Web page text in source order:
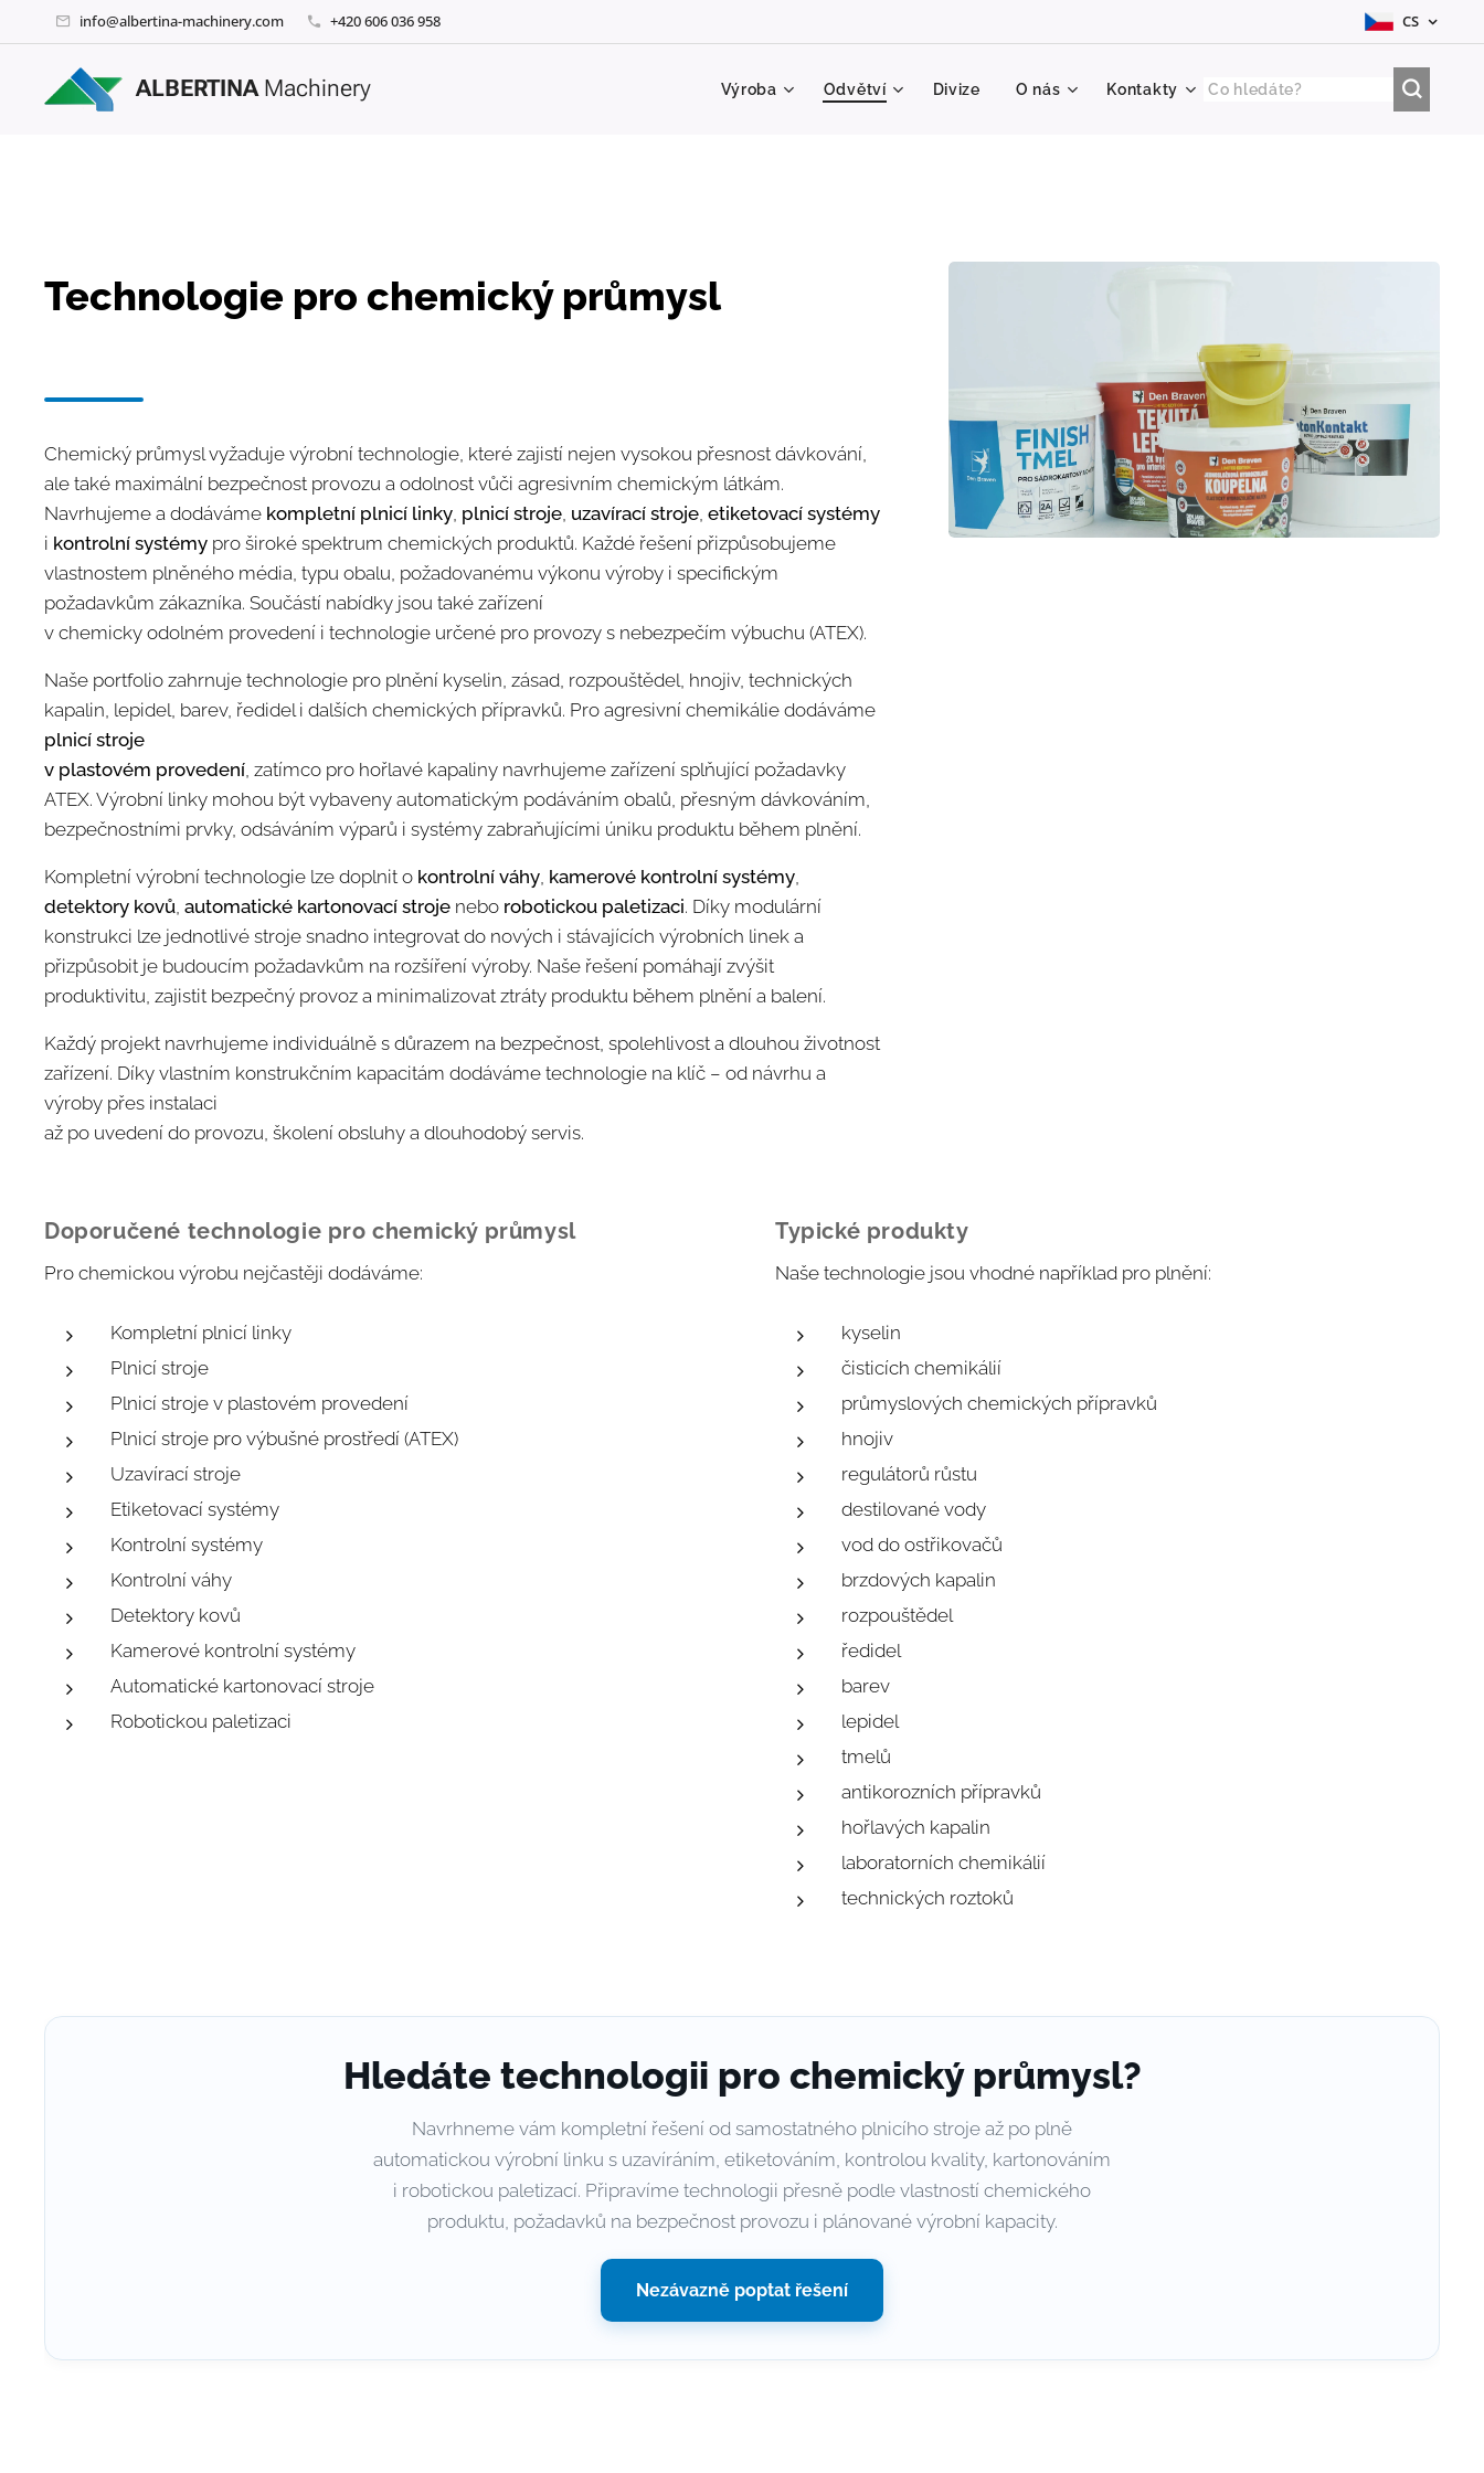
info@albertina-machinery.com +420 606 036 958 CS
ALBERTINA Machinery Výroba Odvětví Divize O nás Kontakty
Technologie pro chemický průmysl
Chemický průmysl vyžaduje výrobní technologie, které zajistí nejen vysokou přesnost dávkování,
ale také maximální bezpečnost provozu a odolnost vůči agresivním chemickým látkám.
Navrhujeme a dodáváme kompletní plnicí linky, plnicí stroje, uzavírací stroje, etiketovací systémy
i kontrolní systémy pro široké spektrum chemických produktů. Každé řešení přizpůsobujeme
vlastnostem plněného média, typu obalu, požadovanému výkonu výroby i specifickým
požadavkům zákazníka. Součástí nabídky jsou také zařízení
v chemicky odolném provedení i technologie určené pro provozy s nebezpečím výbuchu (ATEX).
Naše portfolio zahrnuje technologie pro plnění kyselin, zásad, rozpouštědel, hnojiv, technických
kapalin, lepidel, barev, ředidel i dalších chemických přípravků. Pro agresivní chemikálie dodáváme
plnicí stroje
v plastovém provedení, zatímco pro hořlavé kapaliny navrhujeme zařízení splňující požadavky
ATEX. Výrobní linky mohou být vybaveny automatickým podáváním obalů, přesným dávkováním,
bezpečnostními prvky, odsáváním výparů i systémy zabraňujícími úniku produktu během plnění.
Kompletní výrobní technologie lze doplnit o kontrolní váhy, kamerové kontrolní systémy,
detektory kovů, automatické kartonovací stroje nebo robotickou paletizaci. Díky modulární
konstrukci lze jednotlivé stroje snadno integrovat do nových i stávajících výrobních linek a
přizpůsobit je budoucím požadavkům na rozšíření výroby. Naše řešení pomáhají zvýšit
produktivitu, zajistit bezpečný provoz a minimalizovat ztráty produktu během plnění a balení.
Každý projekt navrhujeme individuálně s důrazem na bezpečnost, spolehlivost a dlouhou životnost
zařízení. Díky vlastním konstrukčním kapacitám dodáváme technologie na klíč – od návrhu a
výroby přes instalaci
až po uvedení do provozu, školení obsluhy a dlouhodobý servis.
Doporučené technologie pro chemický průmysl
Pro chemickou výrobu nejčastěji dodáváme:
Kompletní plnicí linky
Plnicí stroje
Plnicí stroje v plastovém provedení
Plnicí stroje pro výbušné prostředí (ATEX)
Uzavírací stroje
Etiketovací systémy
Kontrolní systémy
Kontrolní váhy
Detektory kovů
Kamerové kontrolní systémy
Automatické kartonovací stroje
Robotickou paletizaci
Typické produkty
Naše technologie jsou vhodné například pro plnění:
kyselin
čisticích chemikálií
průmyslových chemických přípravků
hnojiv
regulátorů růstu
destilované vody
vod do ostřikovačů
brzdových kapalin
rozpouštědel
ředidel
barev
lepidel
tmelů
antikorozních přípravků
hořlavých kapalin
laboratorních chemikálií
technických roztoků
Hledáte technologii pro chemický průmysl?
Navrhneme vám kompletní řešení od samostatného plnicího stroje až po plně
automatickou výrobní linku s uzavíráním, etiketováním, kontrolou kvality, kartonováním
i robotickou paletizací. Připravíme technologii přesně podle vlastností chemického
produktu, požadavků na bezpečnost provozu i plánované výrobní kapacity.
Nezávazně poptat řešení